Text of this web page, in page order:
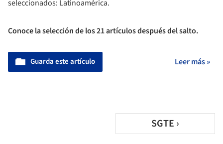
seleccionados: Latinoamérica.
Conoce la selección de los 21 artículos después del salto.
Guarda este artículo Leer más »
SGTE ›